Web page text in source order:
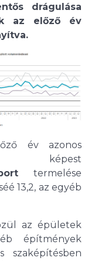
drágulása
az előző év
év azonos
képest
termelése
13,2, az egyéb
az épületek
építmények
szaképítésben